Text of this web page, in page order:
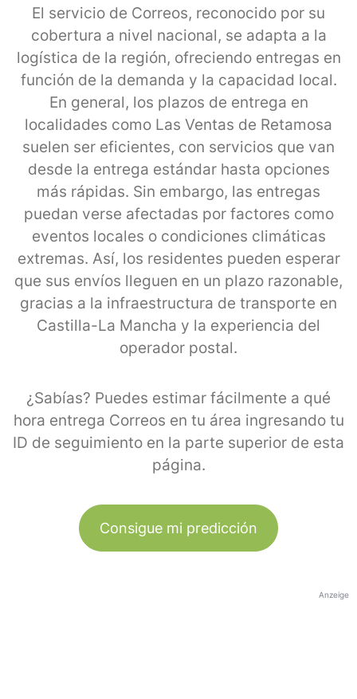
El servicio de Correos, reconocido por su
cobertura a nivel nacional, se adapta a la
logística de la región, ofreciendo entregas en
función de la demanda y la capacidad local.
En general, los plazos de entrega en
localidades como Las Ventas de Retamosa
suelen ser eficientes, con servicios que van
desde la entrega estándar hasta opciones
más rápidas. Sin embargo, las entregas
puedan verse afectadas por factores como
eventos locales o condiciones climáticas
extremas. Así, los residentes pueden esperar
que sus envíos lleguen en un plazo razonable,
gracias a la infraestructura de transporte en
Castilla-La Mancha y la experiencia del
operador postal.
¿Sabías? Puedes estimar fácilmente a qué
hora entrega Correos en tu área ingresando tu
ID de seguimiento en la parte superior de esta
página.
Consigue mi predicción
Anzeige